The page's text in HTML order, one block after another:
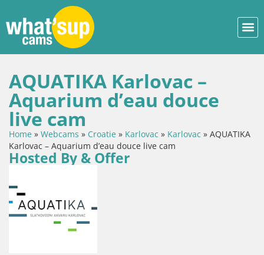
AQUATIKA Karlovac –
Aquarium d’eau douce
live cam
Home » Webcams » Croatie » Karlovac » Karlovac » AQUATIKA
Karlovac – Aquarium d’eau douce live cam
Hosted By & Offer